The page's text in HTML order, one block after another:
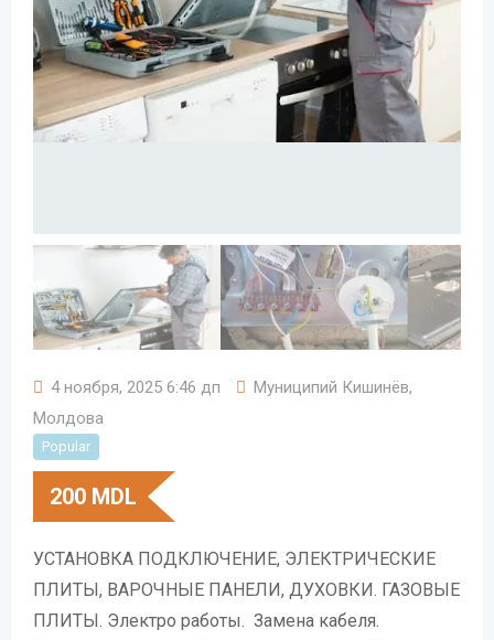
4 ноября, 2025 6:46 дп Муниципий Кишинёв,
Молдова
Popular
200 MDL
УСТАНОВКА ПОДКЛЮЧЕНИЕ, ЭЛЕКТРИЧЕСКИЕ
ПЛИТЫ, ВАРОЧНЫЕ ПАНЕЛИ, ДУХОВКИ. ГАЗОВЫЕ
ПЛИТЫ. Электро работы. Замена кабеля.